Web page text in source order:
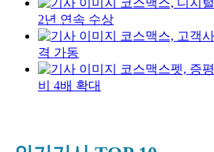
코스맥스, 디지
2년 연속 수상
코스맥스, 고객
격 가동
코스맥스펫, 증
비 4배 확대